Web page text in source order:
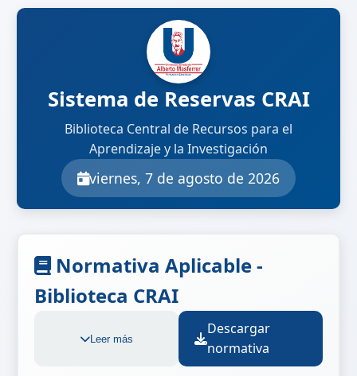
Sistema de Reservas CRAI
Biblioteca Central de Recursos para el
Aprendizaje y la Investigación
viernes, 7 de agosto de 2026
Normativa Aplicable -
Biblioteca CRAI
Leer más
Descargar
normativa